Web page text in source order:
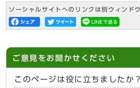
ソーシャルサイトへのリンクは別ウィンド
ご意見をお聞かせください
このページは役に立ちましたか？